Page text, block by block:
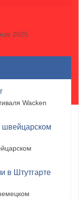
2025
Wacken
швейцарском
в Штутгарте